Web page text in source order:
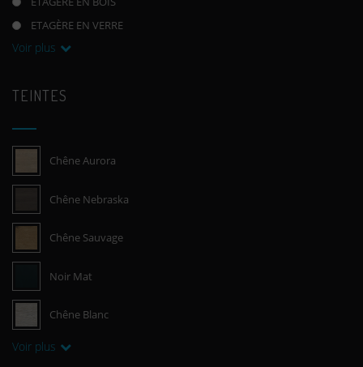
ETAGÈRE EN VERRE
Voir plus
TEINTES
Chêne Aurora
Chêne Nebraska
Chêne Sauvage
Noir Mat
Chêne Blanc
Voir plus